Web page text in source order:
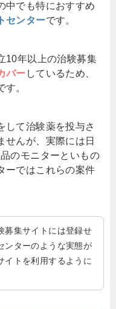
中でも特におすすめ
センターです。
10年以上の治験募集
バー しているため、
。
して治験薬を投与さ
んが、実際には日
のモニターといもの
ーではこれらの案件
募集サイトには登録せ
ンターのような実態が
イトを利用するように